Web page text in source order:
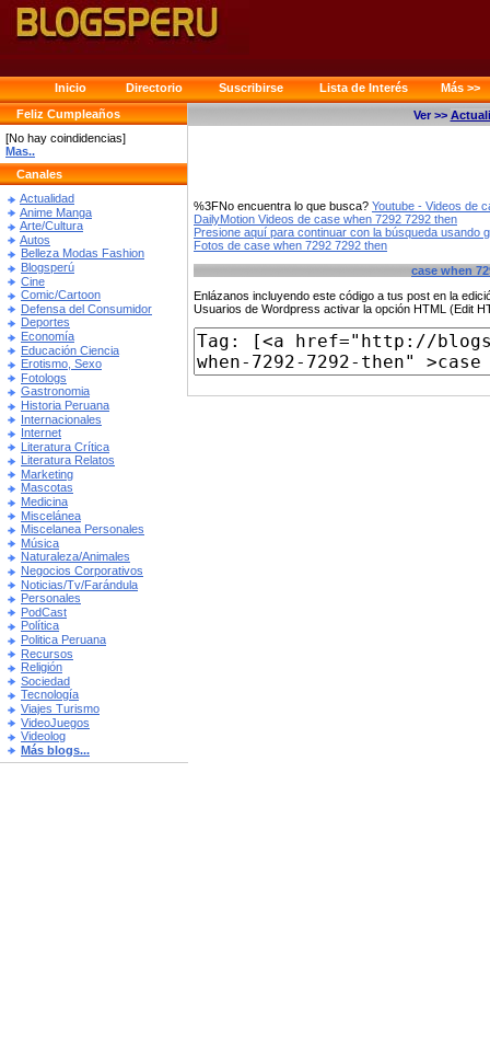
Inicio Directorio Suscribirse Lista de Interés
Más >>
Feliz Cumpleaños
[No hay coindidencias]
Mas..
Canales
Actualidad
Anime Manga
Arte/Cultura
Autos
Belleza Modas Fashion
Blogsperú
Cine
Comic/Cartoon
Defensa del Consumidor
Deportes
Economía
Educación Ciencia
Erotismo, Sexo
Fotologs
Gastronomia
Historia Peruana
Internacionales
Internet
Literatura Crítica
Literatura Relatos
Marketing
Mascotas
Medicina
Miscelánea
Miscelanea Personales
Música
Naturaleza/Animales
Negocios Corporativos
Noticias/Tv/Farándula
Personales
PodCast
Política
Politica Peruana
Recursos
Religión
Sociedad
Tecnología
Viajes Turismo
VideoJuegos
Videolog
Más blogs...
Ver >>
%3FNo encuentra lo que busca? Youtube - Videos de
DailyMotion Videos de case when 7292 7292 then
Presione aquí para continuar con la búsqueda usando
Fotos de case when 7292 7292 then
case when
Enlázanos incluyendo este código a tus post en la
Usuarios de Wordpress activar la opción HTML (Edit